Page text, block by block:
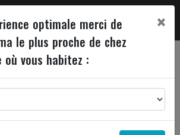
optimale merci de
le plus proche de chez
vous habitez :
×